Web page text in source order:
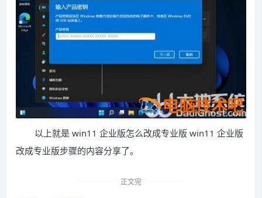
以上就是 win11 企业版怎么改成专业版 win11 企业版
改成专业版步骤的内容分享了。
正文完